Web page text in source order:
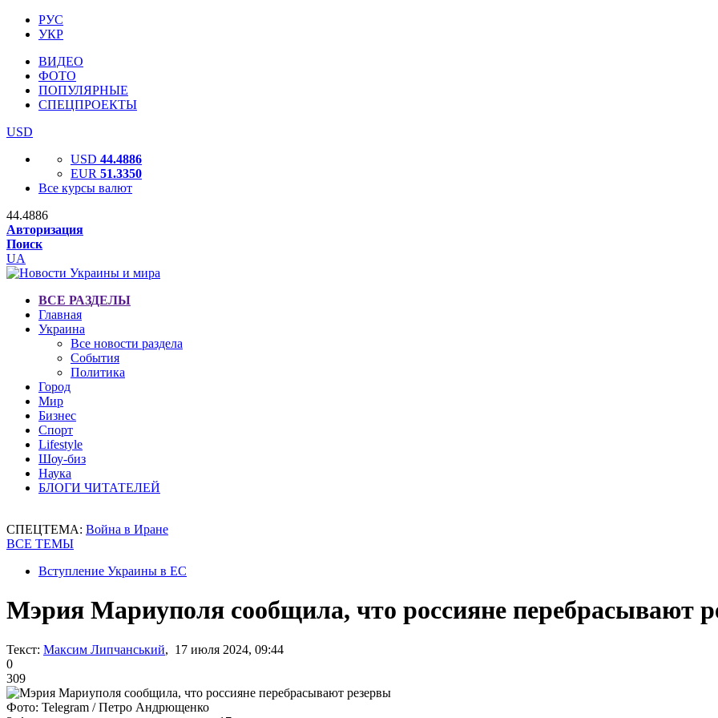
РУС
УКР
ВИДЕО
ФОТО
ПОПУЛЯРНЫЕ
СПЕЦПРОЕКТЫ
USD
USD 44.4886
EUR 51.3350
Все курсы валют
44.4886
Авторизация
Поиск
UA
ВСЕ РАЗДЕЛЫ
Главная
Украина
Все новости раздела
События
Политика
Город
Мир
Бизнес
Спорт
Lifestyle
Шоу-биз
Наука
БЛОГИ ЧИТАТЕЛЕЙ
СПЕЦТЕМА: Война в Иране
ВСЕ ТЕМЫ
Вступление Украины в ЕС
Мэрия Мариуполя сообщила, что россияне перебрасывают
Текст: Максим Липчанський, 17 июля 2024, 09:44
0
309
Фото: Telegram / Петро Андрющенко